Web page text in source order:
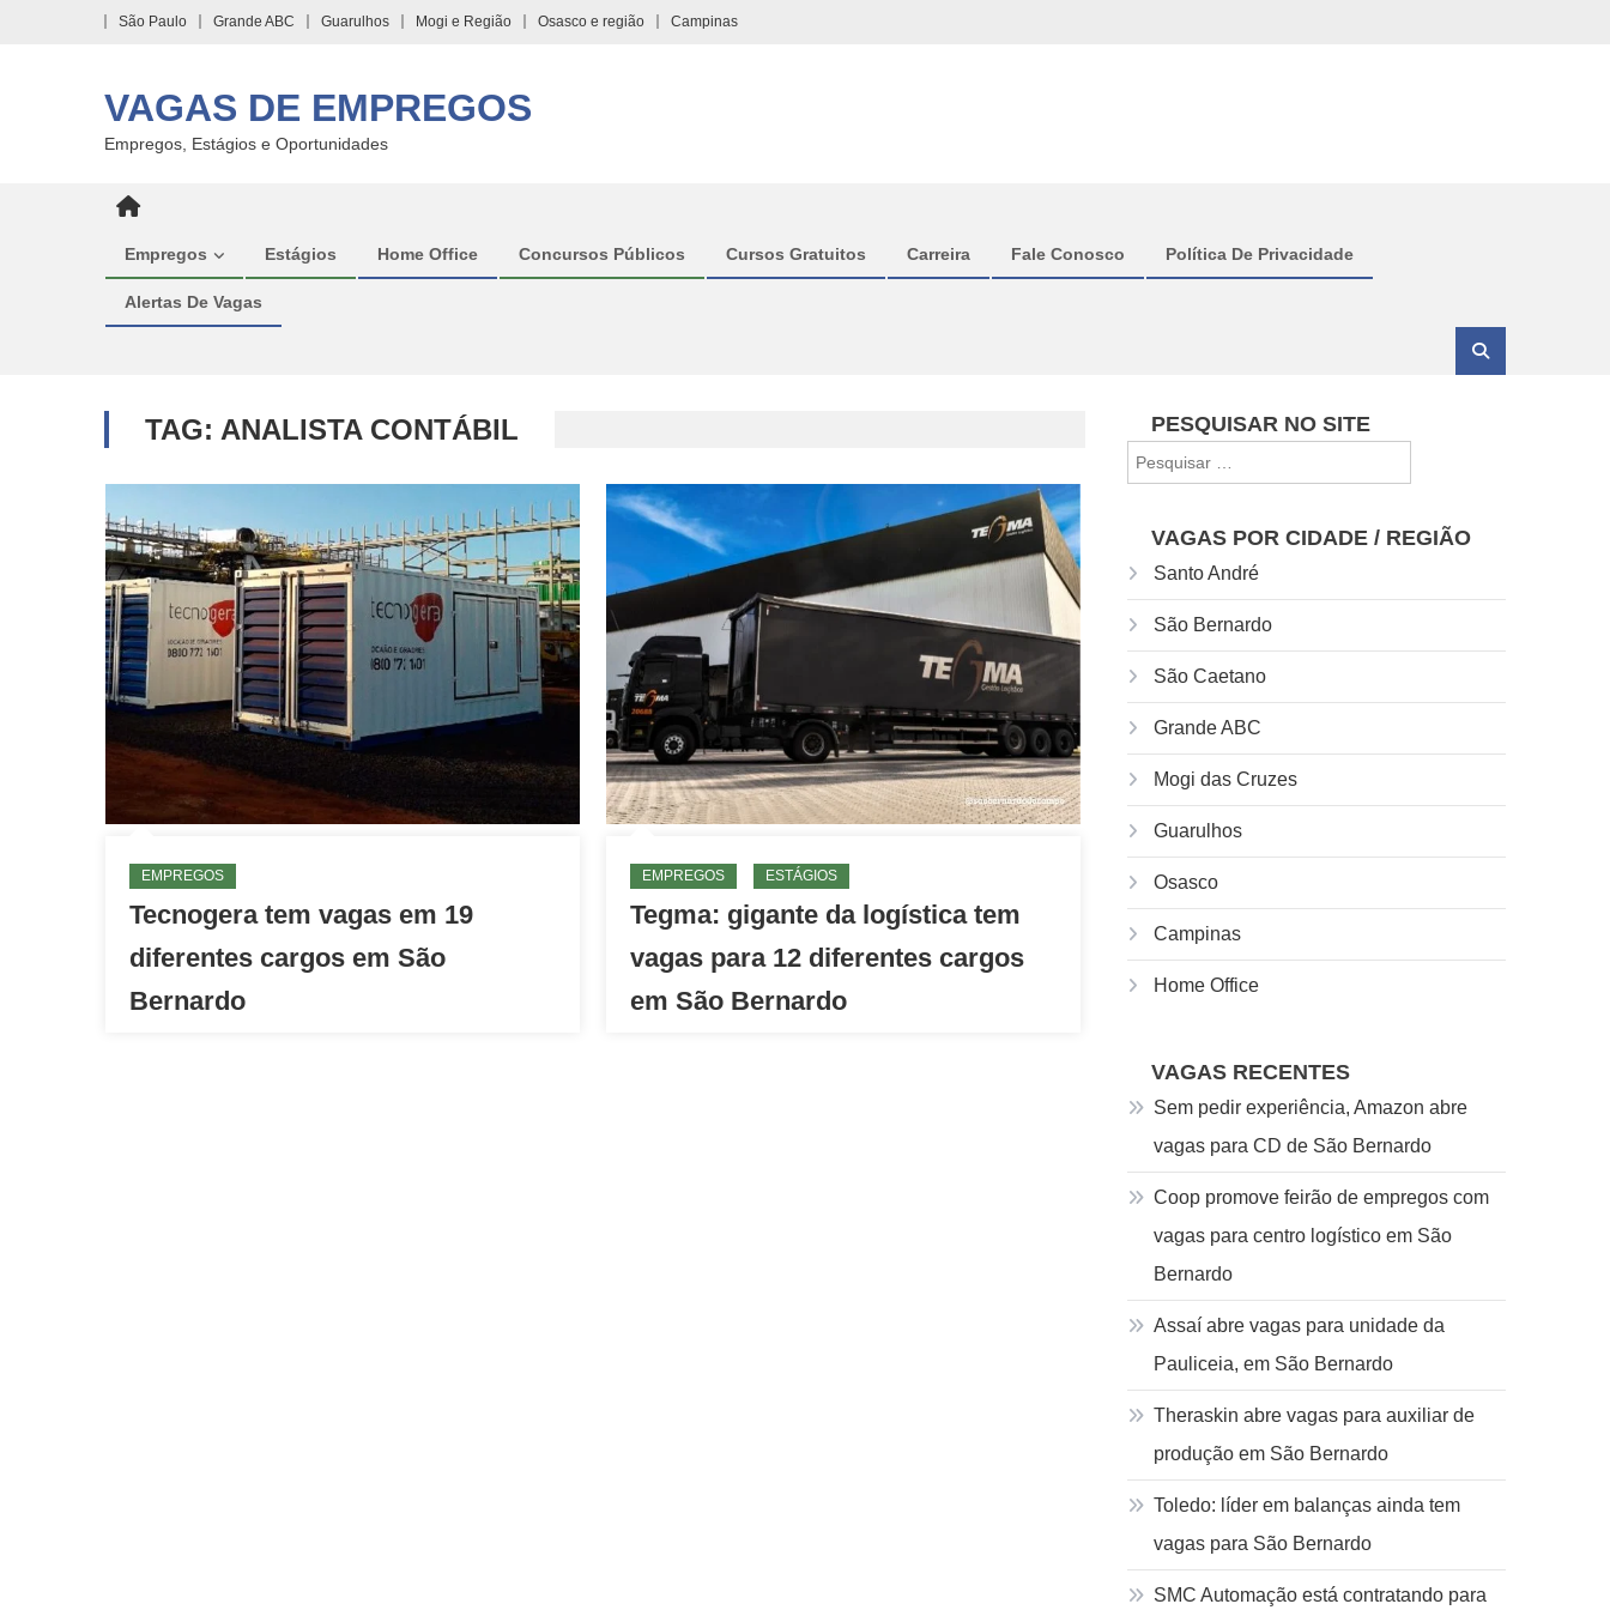
São Paulo Grande ABC Guarulhos Mogi e Região Osasco e região Campinas
VAGAS DE EMPREGOS
Empregos, Estágios e Oportunidades
Empregos Estágios Home Office Concursos Públicos Cursos Gratuitos Carreira Fale Conosco Política De Privacidade
Alertas De Vagas
TAG: ANALISTA CONTÁBIL
EMPREGOS
Tecnogera tem vagas em 19
diferentes cargos em São
Bernardo
EMPREGOS ESTÁGIOS
Tegma: gigante da logística tem
vagas para 12 diferentes cargos
em São Bernardo
PESQUISAR NO SITE
por:
VAGAS POR CIDADE / REGIÃO
Santo André
São Bernardo
São Caetano
Grande ABC
Mogi das Cruzes
Guarulhos
Osasco
Campinas
Home Office
VAGAS RECENTES
Sem pedir experiência, Amazon abre
vagas para CD de São Bernardo
Coop promove feirão de empregos com
vagas para centro logístico em São
Bernardo
Assaí abre vagas para unidade da
Pauliceia, em São Bernardo
Theraskin abre vagas para auxiliar de
produção em São Bernardo
Toledo: líder em balanças ainda tem
vagas para São Bernardo
SMC Automação está contratando para